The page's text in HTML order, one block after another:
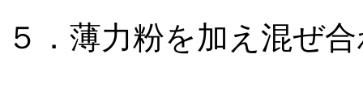
５．薄力粉を加え混ぜ